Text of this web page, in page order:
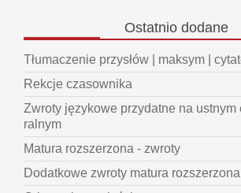
Ostatnio dodane
Tłumaczenie przysłów | maksym |
Rekcje czasownika
Zwroty językowe przydatne na ustnym
ralnym
Matura rozszerzona - zwroty
Dodatkowe zwroty matura rozszerzona